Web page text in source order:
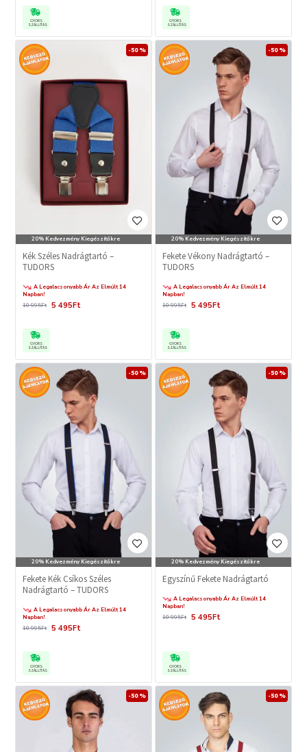
GYORS
SZÁLLÍTÁS
GYORS
SZÁLLÍTÁS
20% Kedvezmény Kiegészítőkre
-50 %
Kék Széles Nadrágtartó –
TUDORS
A Legalacsonyabb Ár Az Elmúlt 14
Napban!
5 495Ft
10 995Ft
GYORS
SZÁLLÍTÁS
20% Kedvezmény Kiegészítőkre
-50 %
Fekete Vékony Nadrágtartó –
TUDORS
A Legalacsonyabb Ár Az Elmúlt 14
Napban!
5 495Ft
10 995Ft
GYORS
SZÁLLÍTÁS
20% Kedvezmény Kiegészítőkre
-50 %
Fekete Kék Csíkos Széles
Nadrágtartó – TUDORS
A Legalacsonyabb Ár Az Elmúlt 14
Napban!
5 495Ft
10 995Ft
GYORS
SZÁLLÍTÁS
20% Kedvezmény Kiegészítőkre
-50 %
Egyszínű Fekete Nadrágtartó
A Legalacsonyabb Ár Az Elmúlt 14
Napban!
5 495Ft
10 995Ft
GYORS
SZÁLLÍTÁS
-50 % -50 %